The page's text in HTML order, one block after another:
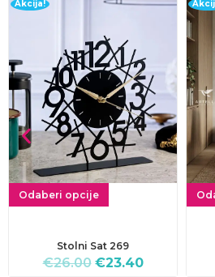
Akcija!
Odaberi opcije
Stolni Sat 269
€26.00 €23.40